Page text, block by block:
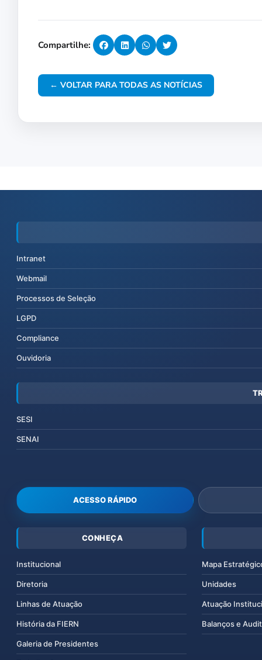
Compartilhe:
← VOLTAR PARA TODAS AS NOTÍCIAS
Intranet
Webmail
Processos de Seleção
LGPD
Compliance
Ouvidoria
SESI
SENAI
ACESSO RÁPIDO
CONHEÇA
Institucional
Diretoria
Linhas de Atuação
História da FIERN
Galeria de Presidentes
Mapa
Unidades
Atuação
Balanços e